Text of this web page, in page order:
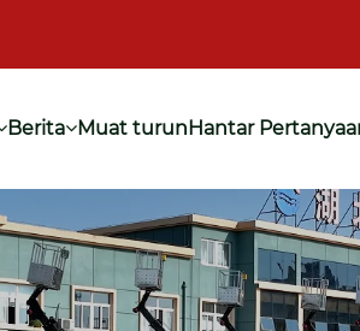
Berita Muat turunHantar